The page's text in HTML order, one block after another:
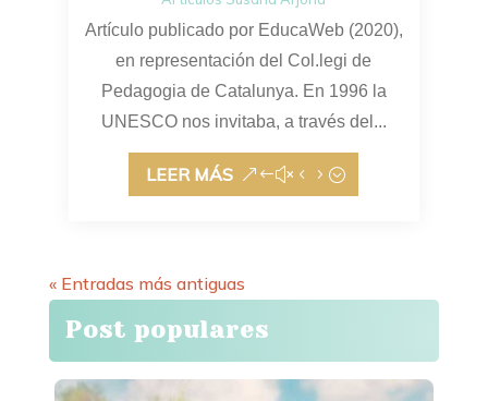
Artículo publicado por EducaWeb (2020),
en representación del Col.legi de
Pedagogia de Catalunya. En 1996 la
UNESCO nos invitaba, a través del...
LEER MÁS
« Entradas más antiguas
Post populares